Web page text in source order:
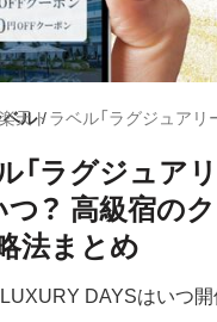
ベル
楽天トラベル「ラグジュア
「ラグジュア
つ？ 高級宿の
法まとめ
DAYSはいつ開